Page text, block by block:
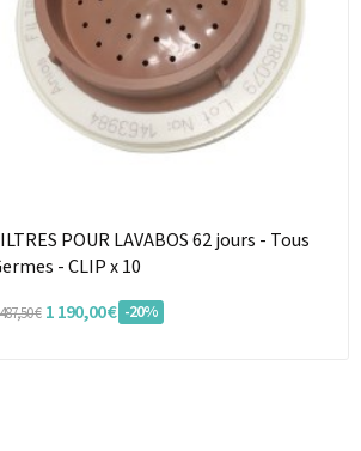
POUR LAVABOS 62 jours - Tous
- CLIP x 10
€ 1 190,00 € -20%